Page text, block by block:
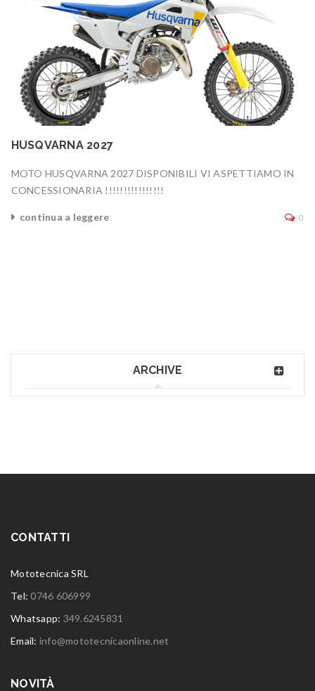
HUSQVARNA 2027
MOTO HUSQVARNA 2027 DISPONIBILI VI ASPETTIAMO IN
CONCESSIONARIA !!!!!!!!!!!!!!!!
continua a leggere 0
ARCHIVE
CONTATTI
Mototecnica SRL
Tel:0746 606999
Whatsapp: 349.6245831
Email: info@mototecnicaonline.net
NOVITÀ